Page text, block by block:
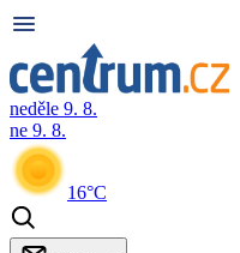
neděle 9. 8.
ne 9. 8.
16°C